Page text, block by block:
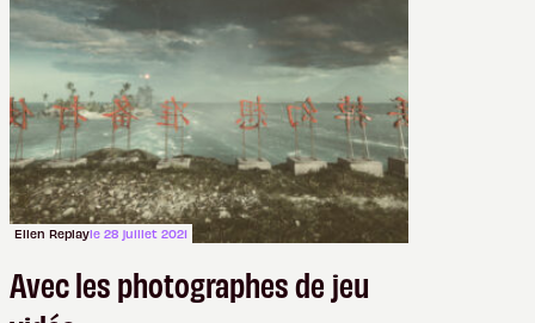
Ellen Replayle 28 juillet 2021
Avec les photographes de jeu